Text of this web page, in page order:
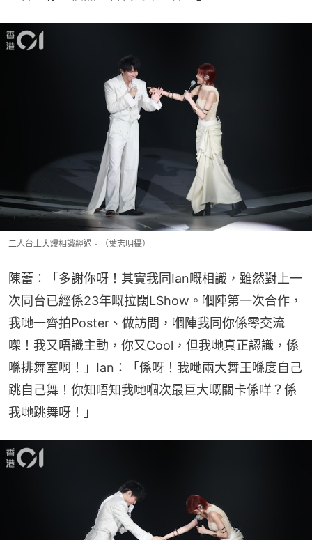
二人台上大爆相識經過。（葉志明攝）
陳蕾：「多謝你呀！其實我同Ian嘅相識，雖然對上一
次同台已經係23年嘅拉闊LShow。嗰陣第一次合作，
我哋一齊拍Poster、做訪問，嗰陣我同你係零交流
㗎！我又唔識主動，你又Cool，但我哋真正認識，係
喺排舞室啊！」Ian：「係呀！我哋兩大舞王喺度自己
跳自己舞！你知唔知我哋嗰次最巨大嘅關卡係咩？係
我哋跳舞呀！」